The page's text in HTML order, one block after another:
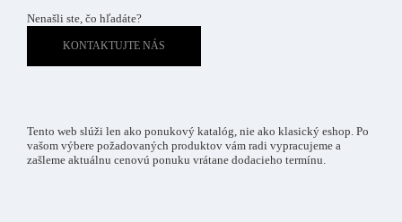
Nenašli ste, čo hľadáte?
KONTAKTUJTE NÁS
Tento web slúži len ako ponukový katalóg, nie ako klasický eshop. Po
vašom výbere požadovaných produktov vám radi vypracujeme a
zašleme aktuálnu cenovú ponuku vrátane dodacieho termínu.